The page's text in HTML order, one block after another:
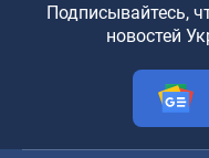
Подписывайтесь,
новостей